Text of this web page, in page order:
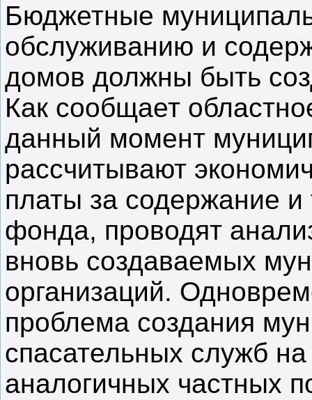
Бюджетные
обслуживанию и
домов должны быть
Как сообщает
данный момент
рассчитывают
платы за содержание
фонда, проводят
вновь создаваемых
организаций.
проблема создания
спасательных служб
аналогичных частных